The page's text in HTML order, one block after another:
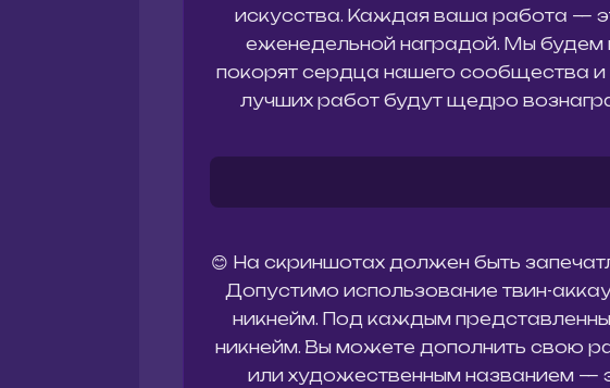
искусства. Каждая ваша работа —
еженедельной наградой. Мы будем
покорят сердца нашего сообщества
лучших работ будут щедро
😊 На скриншотах должен быть
Допустимо использование твин-
никнейм. Под каждым
никнейм. Вы можете дополнить свою
или художественным названием —